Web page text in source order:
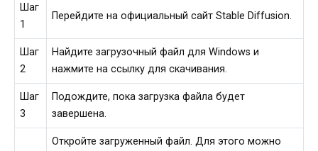
Шаг
1
Перейдите на официальный сайт Stable Diffusion.
Шаг
2
Найдите загрузочный файл для Windows и
нажмите на ссылку для скачивания.
Шаг
3
Подождите, пока загрузка файла будет
завершена.
Откройте загруженный файл. Для этого можно